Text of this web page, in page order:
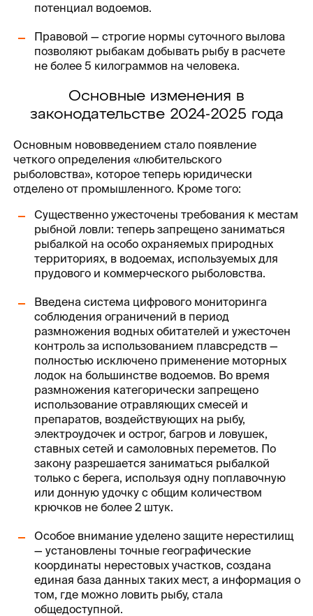
потенциал водоемов.
Правовой — строгие нормы суточного вылова
позволяют рыбакам добывать рыбу в расчете
не более 5 килограммов на человека.
Основные изменения в
законодательстве 2024-2025 года
Основным нововведением стало появление
четкого определения «любительского
рыболовства», которое теперь юридически
отделено от промышленного. Кроме того:
Существенно ужесточены требования к местам
рыбной ловли: теперь запрещено заниматься
рыбалкой на особо охраняемых природных
территориях, в водоемах, используемых для
прудового и коммерческого рыболовства.
Введена система цифрового мониторинга
соблюдения ограничений в период
размножения водных обитателей и ужесточен
контроль за использованием плавсредств —
полностью исключено применение моторных
лодок на большинстве водоемов. Во время
размножения категорически запрещено
использование отравляющих смесей и
препаратов, воздействующих на рыбу,
электроудочек и острог, багров и ловушек,
ставных сетей и самоловных переметов. По
закону разрешается заниматься рыбалкой
только с берега, используя одну поплавочную
или донную удочку с общим количеством
крючков не более 2 штук.
Особое внимание уделено защите нерестилищ
— установлены точные географические
координаты нерестовых участков, создана
единая база данных таких мест, а информация о
том, где можно ловить рыбу, стала
общедоступной.